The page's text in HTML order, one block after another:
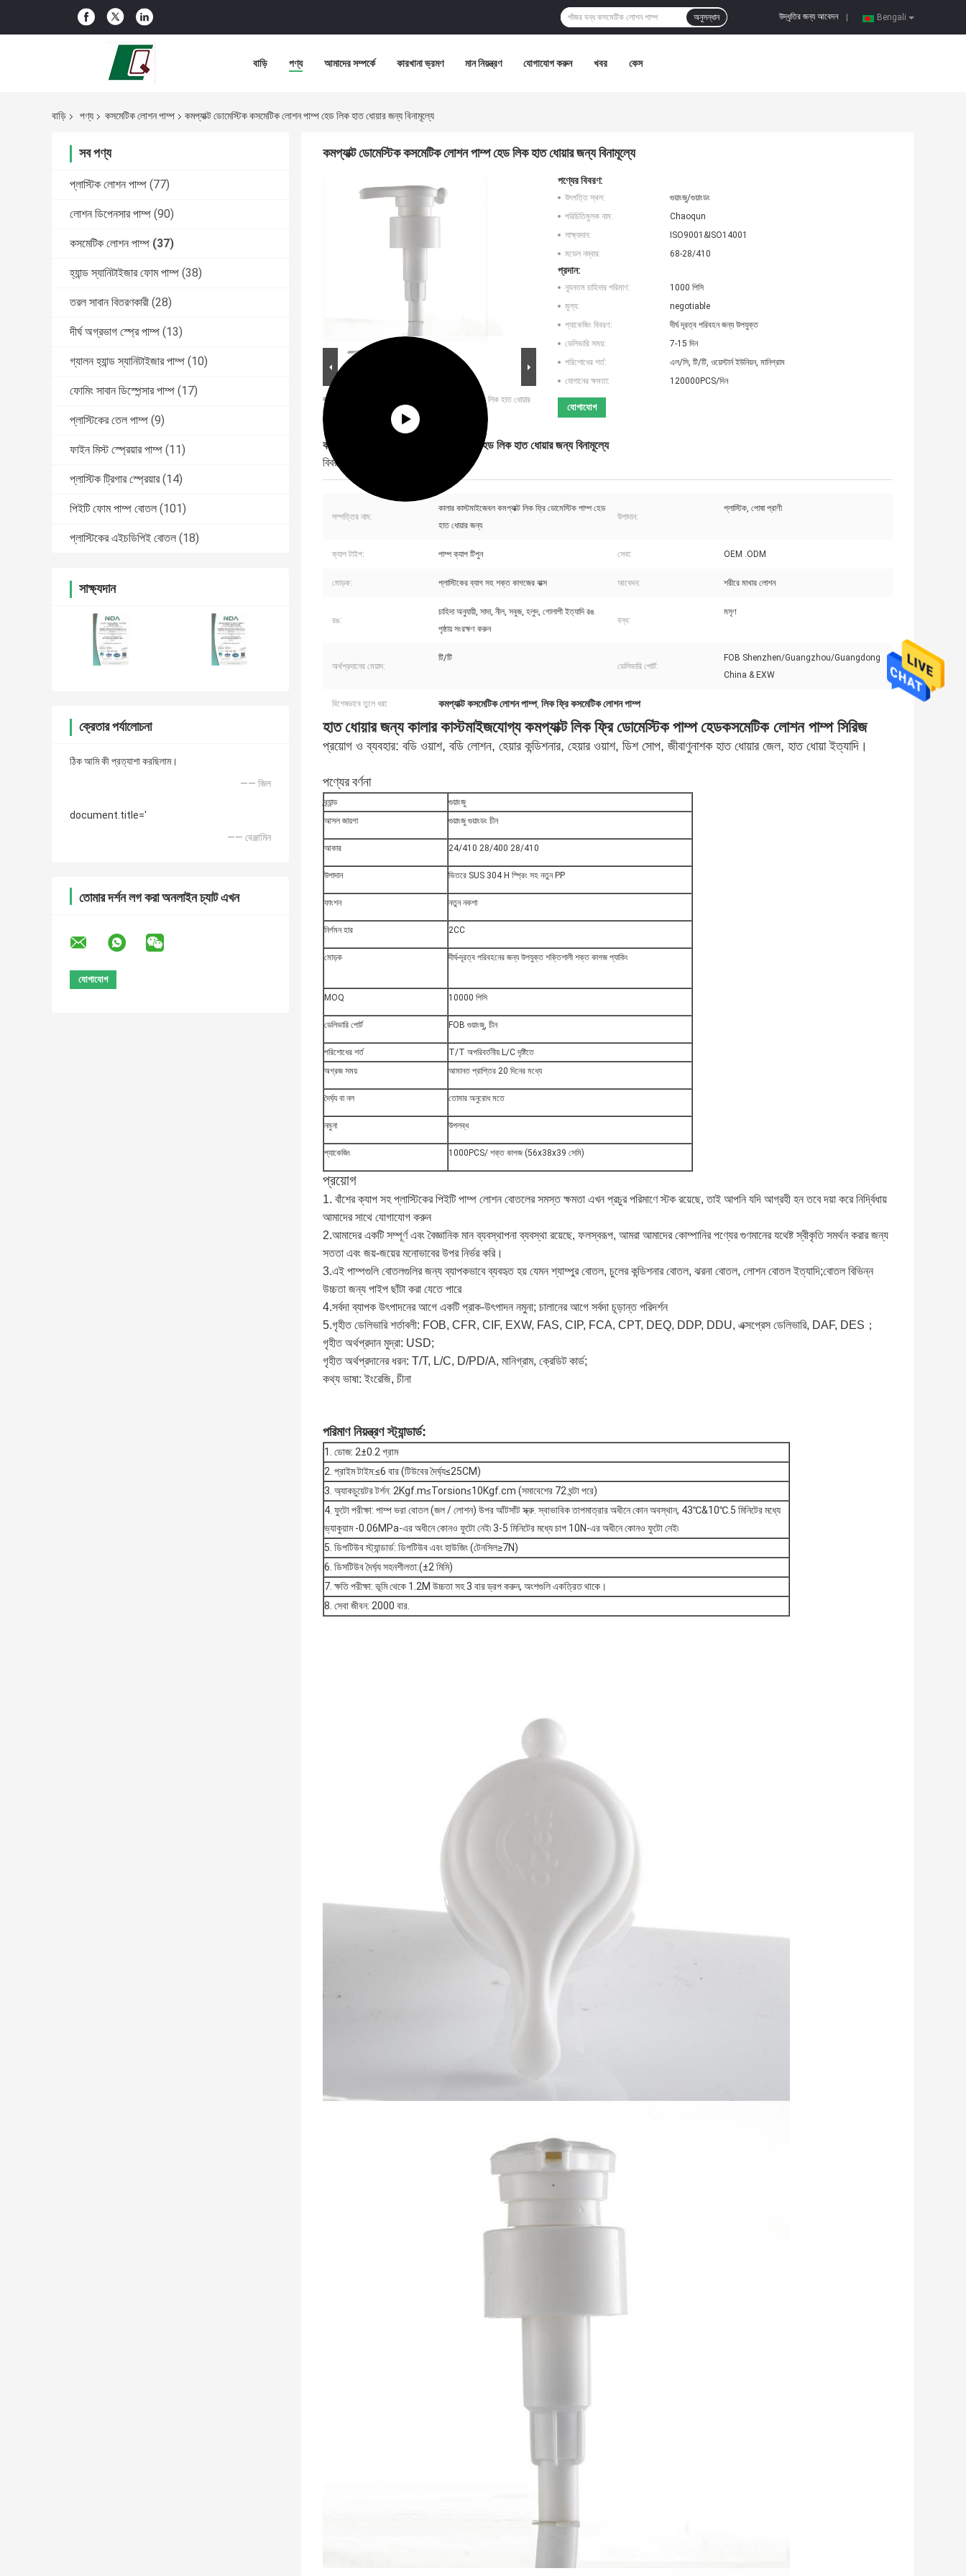
Bengali
উদ্ধৃতির জন্য আবেদন
অনুসন্ধান
বাড়ি পণ্য আমাদের সম্পর্কে কারখানা ভ্রমণ মান নিয়ন্ত্রণ যোগাযোগ করুন খবর কেস
বাড়ি পণ্য কসমেটিক লোশন পাম্প কমপ্যাক্ট ডোমেস্টিক কসমেটিক লোশন পাম্প হেড লিক হাত ধোয়ার জন্য বিনামূল্যে
সব পণ্য
প্লাস্টিক লোশন পাম্প (77)
লোশন ডিপেনসার পাম্প (90)
কসমেটিক লোশন পাম্প (37)
হ্যান্ড স্যানিটাইজার ফোম পাম্প (38)
তরল সাবান বিতরণকারী (28)
দীর্ঘ অগ্রভাগ স্প্রে পাম্প (13)
গ্যালন হ্যান্ড স্যানিটাইজার পাম্প (10)
ফোমিং সাবান ডিস্পেন্সার পাম্প (17)
প্লাস্টিকের তেল পাম্প (9)
ফাইন মিস্ট স্প্রেয়ার পাম্প (11)
প্লাস্টিক ট্রিগার স্প্রেয়ার (14)
পিইটি ফোম পাম্প বোতল (101)
প্লাস্টিকের এইচডিপিই বোতল (18)
সাক্ষ্যদান
ক্রেতার পর্যালোচনা
ঠিক আমি কী প্রত্যাশা করছিলাম।
—— জিল
document.title='
—— বেঞ্জামিন
তোমার দর্শন লগ করা অনলাইন চ্যাট এখন
কমপ্যাক্ট ডোমেস্টিক কসমেটিক লোশন পাম্প হেড লিক হাত ধোয়ার জন্য বিনামূল্যে
বড় ইমেজ :
কমপ্যাক্ট ডোমেস্টিক কসমেটিক লোশন পাম্প হেড লিক হাত ধোয়ার
জন্য বিনামূল্যে
পণ্যের বিবরণ:
উৎপত্তি স্থল:
গুয়াংজু/গুয়াংডং
পরিচিতিমুলক নাম:
Chaoqun
সাক্ষ্যদান:
ISO9001&ISO14001
মডেল নম্বার:
68-28/410
প্রদান:
ন্যূনতম চাহিদার পরিমাণ:
1000 পিসি
মূল্য:
negotiable
প্যাকেজিং বিবরণ:
দীর্ঘ দূরত্ব পরিবহন জন্য উপযুক্ত
ডেলিভারি সময়:
7-15 দিন
পরিশোধের শর্ত:
এল/সি, টি/টি, ওয়েস্টার্ন ইউনিয়ন, মানিগ্রাম
যোগানের ক্ষমতা:
120000PCS/দিন
যোগাযোগ
কমপ্যাক্ট ডোমেস্টিক কসমেটিক লোশন পাম্প হেড লিক হাত ধোয়ার জন্য বিনামূল্যে
বিবরণ
সম্পত্তির নাম:
কালার কাস্টমাইজেবল কমপ্যাক্ট লিক ফ্রি ডোমেস্টিক পাম্প হেড
হাত ধোয়ার জন্য
উপাদান:
প্লাস্টিক, পোষা প্রাণী
ক্যাপ টাইপ: পাম্প ক্যাপ টিপুন সেবা: OEM .ODM
মোড়ক: প্লাস্টিকের ব্যাগ সহ শক্ত কাগজের বাক্স আবেদন: শরীরে মাখার লোশন
রঙ:
চাহিদা অনুযায়ী, সাদা, নীল, সবুজ, হলুদ, গোলাপী ইত্যাদি রঙ
পৃষ্ঠায় সংরক্ষণ করুন
বন্ধ:
মসৃণ
অর্থপ্রদানের মেয়াদ:
টি/টি
ডেলিভারি পোর্ট:
FOB Shenzhen/Guangzhou/Guangdong
China & EXW
বিশেষভাবে তুলে ধরা: কমপ্যাক্ট কসমেটিক লোশন পাম্প, লিক ফ্রি কসমেটিক লোশন পাম্প
হাত ধোয়ার জন্য কালার কাস্টমাইজযোগ্য কমপ্যাক্ট লিক ফ্রি ডোমেস্টিক পাম্প হেডকসমেটিক লোশন পাম্প সিরিজ
প্রয়োগ ও ব্যবহার: বডি ওয়াশ, বডি লোশন, হেয়ার কন্ডিশনার, হেয়ার ওয়াশ, ডিশ সোপ, জীবাণুনাশক হাত ধোয়ার জেল, হাত ধোয়া ইত্যাদি।
পণ্যের বর্ণনা
ব্র্যান্ড
গুয়াংজু
আসল জায়গা
গুয়াংজু গুয়াংডং চীন
আকার 24/410 28/400 28/410
উপাদান ভিতরে SUS 304 H স্প্রিং সহ নতুন PP
ফাংশন নতুন নকশা
নির্গমন হার 2CC
মোড়ক দীর্ঘ-দূরত্ব পরিবহনের জন্য উপযুক্ত শক্তিশালী শক্ত কাগজ প্যাকিং
MOQ 10000 পিসি
ডেলিভারি পোর্ট FOB গুয়াংজু, চীন
পরিশোধের শর্ত
T/T অপরিবর্তনীয় L/C দৃষ্টিতে
অগ্রজ সময়
আমানত প্রাপ্তির 20 দিনের মধ্যে
দৈর্ঘ্য বা নল তোমার অনুরোধ মতে
নমুনা উপলব্ধ
প্যাকেজিং 1000PCS/ শক্ত কাগজ (56x38x39 সেমি)
প্রয়োগ
1. বাঁশের ক্যাপ সহ প্লাস্টিকের পিইটি পাম্প লোশন বোতলের সমস্ত ক্ষমতা এখন প্রচুর পরিমাণে স্টক রয়েছে, তাই আপনি যদি আগ্রহী হন তবে দয়া করে নির্দ্বিধায়
আমাদের সাথে যোগাযোগ করুন
2.আমাদের একটি সম্পূর্ণ এবং বৈজ্ঞানিক মান ব্যবস্থাপনা ব্যবস্থা রয়েছে, ফলস্বরূপ, আমরা আমাদের কোম্পানির পণ্যের গুণমানের যথেষ্ট স্বীকৃতি সমর্থন করার জন্য
সততা এবং জয়-জয়ের মনোভাবের উপর নির্ভর করি।
3.এই পাম্পগুলি বোতলগুলির জন্য ব্যাপকভাবে ব্যবহৃত হয় যেমন শ্যাম্পুর বোতল, চুলের কন্ডিশনার বোতল, ঝরনা বোতল, লোশন বোতল ইত্যাদি;বোতল বিভিন্ন
উচ্চতা জন্য পাইপ ছাঁটা করা যেতে পারে
4.সর্বদা ব্যাপক উৎপাদনের আগে একটি প্রাক-উৎপাদন নমুনা; চালানের আগে সর্বদা চূড়ান্ত পরিদর্শন
5.গৃহীত ডেলিভারি শর্তাবলী: FOB, CFR, CIF, EXW, FAS, CIP, FCA, CPT, DEQ, DDP, DDU, এক্সপ্রেস ডেলিভারি, DAF, DES；
গৃহীত অর্থপ্রদান মুদ্রা: USD;
গৃহীত অর্থপ্রদানের ধরন: T/T, L/C, D/PD/A, মানিগ্রাম, ক্রেডিট কার্ড;
কথ্য ভাষা: ইংরেজি, চীনা
পরিমাণ নিয়ন্ত্রণ স্ট্যান্ডার্ড:
1. ডোজ: 2±0.2 গ্রাম
2. প্রাইম টাইম:≤6 বার (টিউবের দৈর্ঘ্য≤25CM)
3. অ্যাকচুয়েটর টর্শন: 2Kgf.m≤Torsion≤10Kgf.cm (সমাবেশের 72 ঘন্টা পরে)
4. ফুটো পরীক্ষা: পাম্প ভরা বোতল (জল / লোশন) উপর আঁটসাঁট স্ক্রু. স্বাভাবিক তাপমাত্রার অধীনে কোন অবস্থান, 43℃&10℃.5 মিনিটের মধ্যে
ভ্যাকুয়াম -0.06MPa-এর অধীনে কোনও ফুটো নেই৷ 3-5 মিনিটের মধ্যে চাপ 10N-এর অধীনে কোনও ফুটো নেই৷
5. ডিপটিউব স্ট্যান্ডার্ড: ডিপটিউব এবং হাউজিং (টেনসিল≥7N)
6. ডিসটিউব দৈর্ঘ্য সহনশীলতা:(±2 মিমি)
7. ক্ষতি পরীক্ষা: ভূমি থেকে 1.2M উচ্চতা সহ 3 বার ড্রপ করুন, অংশগুলি একত্রিত থাকে।
8. সেবা জীবন: 2000 বার.